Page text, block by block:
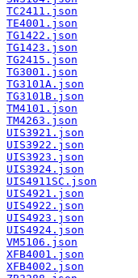
TC2411.json
TE4001.json
TG1422.json
TG1423.json
TG2415.json
TG3001.json
TG3101A.json
TG3101B.json
TM4101.json
TM4263.json
UIS3921.json
UIS3922.json
UIS3923.json
UIS3924.json
UIS4911SC.json
UIS4921.json
UIS4922.json
UIS4923.json
UIS4924.json
VM5106.json
XFB4001.json
XFB4002.json